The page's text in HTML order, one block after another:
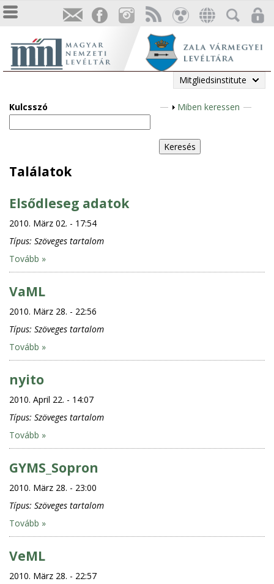
Mitgliedsinstitute
Kulcsszó
A
z
e
Miben keressen
Találatok
Elsődleseg adatok
2010. März 02. - 17:54
Típus: Szöveges tartalom
Tovább »
VaML
2010. März 28. - 22:56
Típus: Szöveges tartalom
Tovább »
nyito
2010. April 22. - 14:07
Típus: Szöveges tartalom
Tovább »
GYMS_Sopron
2010. März 28. - 23:00
Típus: Szöveges tartalom
Tovább »
VeML
2010. März 28. - 22:57